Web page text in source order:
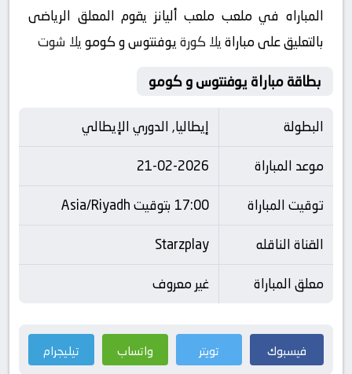
المباراه في ملعب ملعب أليانز يقوم المعلق الرياضى
بالتعليق على مباراةيلا كورةيوفنتوس و كومويلا شوت
بطاقة مباراة يوفنتوس و كومو
البطولة
إيطاليا, الدوري الإيطالي
موعد المباراة
21-02-2026
توقيت المباراة
17:00 بتوقيت Asia/Riyadh
القناة الناقله
Starzplay
معلق المباراة
غير معروف
فيسبوك تويتر واتساب تيليجرام